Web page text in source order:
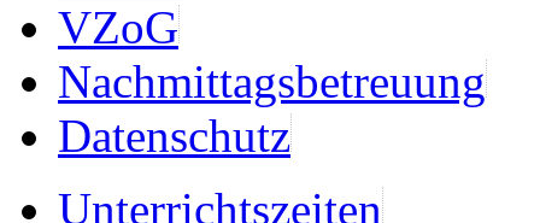
VZoG
Nachmittagsbetreuung
Datenschutz
Unterrichtszeiten